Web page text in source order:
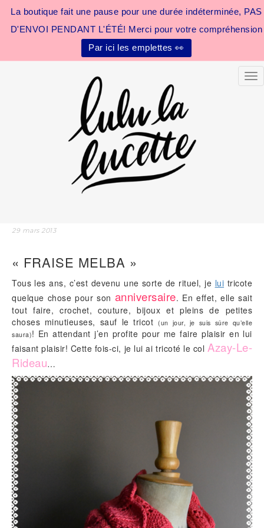
La boutique fait une pause pour une durée indéterminée, PAS
D'ENVOI PENDANT L'ÉTÉ! Merci pour votre compréhension
Par ici les emplettes 👀
29 mars 2013
« FRAISE MELBA »
Tous les ans, c’est devenu une sorte de rituel, je lui tricote
quelque chose pour son anniversaire. En effet, elle sait
tout faire, crochet, couture, bijoux et pleins de petites
choses minutieuses, sauf le tricot(un jour, je suis sûre qu’elle
saura)! En attendant j’en profite pour me faire plaisir en lui
faisant plaisir! Cette fois-ci, je lui ai tricoté le col Azay-Le-
Rideau…